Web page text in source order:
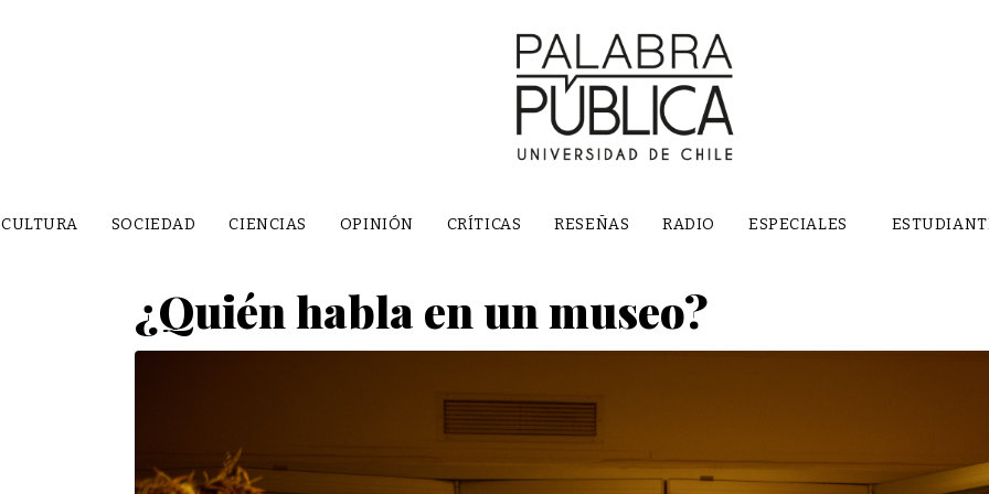
CULTURA SOCIEDAD CIENCIAS OPINIÓN CRÍTICAS RESEÑAS RADIO ESPECIALES
¿Quién habla en un museo?